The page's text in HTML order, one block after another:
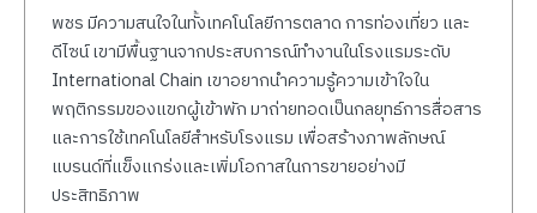
พชร มีความสนใจในทั้งเทคโนโลยีการตลาด การท่องเที่ยว และ
ดีไซน์ เขามีพื้นฐานจากประสบการณ์ทำงานในโรงแรมระดับ
International Chain เขาอยากนำความรู้ความเข้าใจใน
พฤติกรรมของแขกผู้เข้าพัก มาถ่ายทอดเป็นกลยุทธ์การสื่อสาร
และการใช้เทคโนโลยีสำหรับโรงแรม เพื่อสร้างภาพลักษณ์
แบรนด์ที่แข็งแกร่งและเพิ่มโอกาสในการขายอย่างมี
ประสิทธิภาพ